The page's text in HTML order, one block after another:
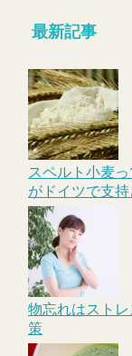
最新記事
スペルト小麦
がドイツで支持
物忘れはスト
策